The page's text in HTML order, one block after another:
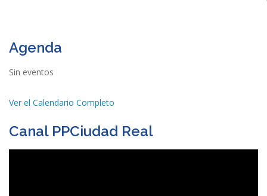
Agenda
Sin eventos
Ver el Calendario Completo
Canal PPCiudad Real